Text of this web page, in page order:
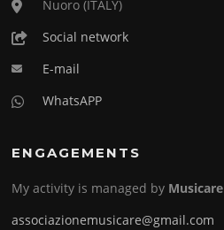
Nuoro (ITALY)
Social network
E-mail
WhatsAPP
ENGAGEMENTS
My activity is managed by Musicare
associazionemusicare@gmail.com